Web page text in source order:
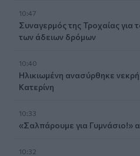
10:47
Συναγερμός της Τροχαίας για
των άδειων δρόμων
10:40
Ηλικιωμένη ανασύρθηκε
Κατερίνη
10:33
«Σαλπάρουμε για Γυμνάσιο!»
10:32